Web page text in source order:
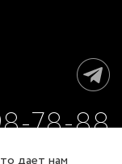
78-88